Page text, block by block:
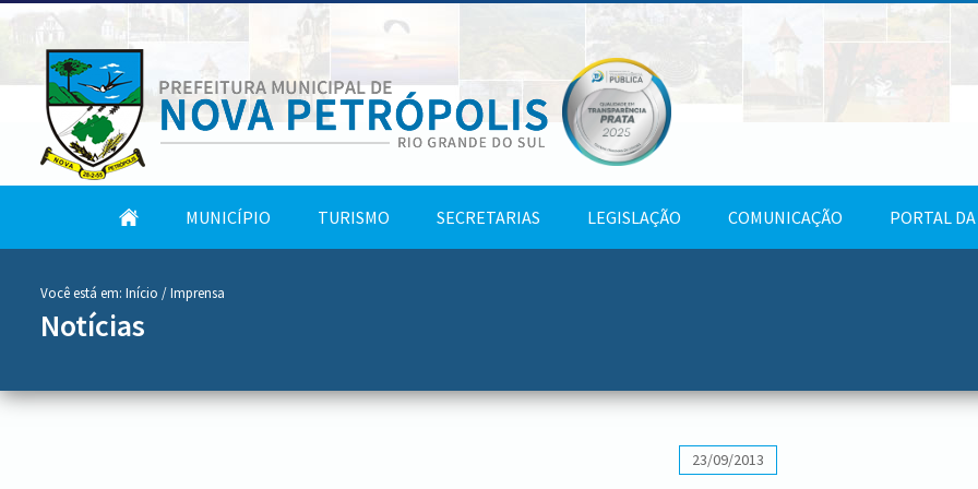
Tela
MUNICÍPIO TURISMO SECRETARIAS LEGISLAÇÃO COMUNICAÇÃO PORTAL
Você está em: Início / Imprensa
Notícias
23/09/2013